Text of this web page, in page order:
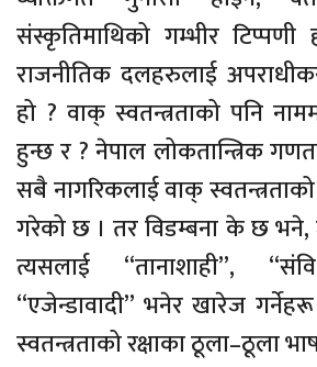
संस्कृतिमाथिको गम्भीर
राजनीतिक दलहरुलाई
हो ? वाक् स्वतन्त्रताको पनि
हुन्छ र ? नेपाल लोकतान्त्रिक
सबै नागरिकलाई वाक्
गरेको छ । तर विडम्बना के छ
त्यसलाई “तानाशाही”,
“एजेन्डावादी” भनेर खारेज
स्वतन्त्रताको रक्षाका ठूला–ठूला